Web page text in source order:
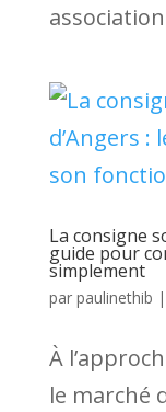
La consigne
guide pour
simplement
par paulinethib |
À
le marché